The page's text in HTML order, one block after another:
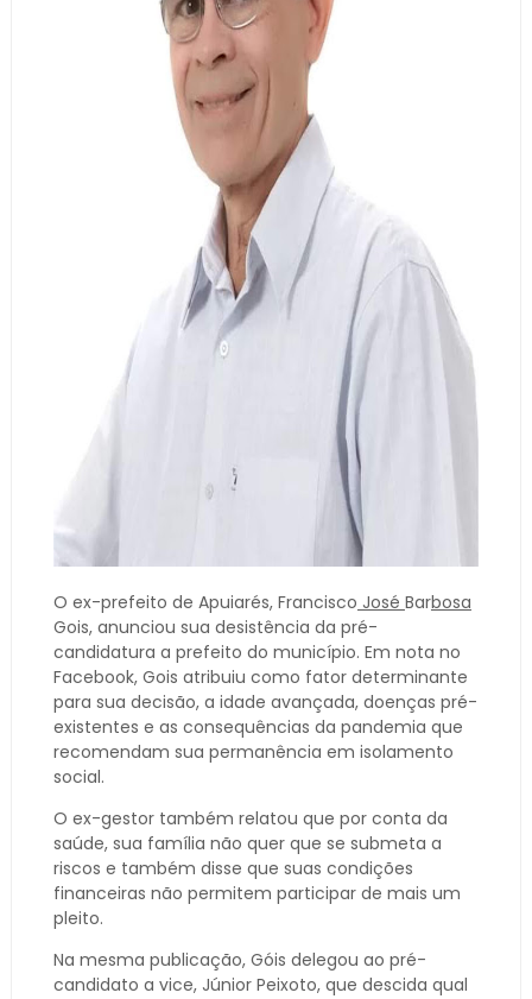
O ex-prefeito de Apuiarés, Francisco José Barbosa
Gois, anunciou sua desistência da pré-
candidatura a prefeito do município. Em nota no
Facebook, Gois atribuiu como fator determinante
para sua decisão, a idade avançada, doenças pré-
existentes e as consequências da pandemia que
recomendam sua permanência em isolamento
social.
O ex-gestor também relatou que por conta da
saúde, sua família não quer que se submeta a
riscos e também disse que suas condições
financeiras não permitem participar de mais um
pleito.
Na mesma publicação, Góis delegou ao pré-
candidato a vice, Júnior Peixoto, que descida qual